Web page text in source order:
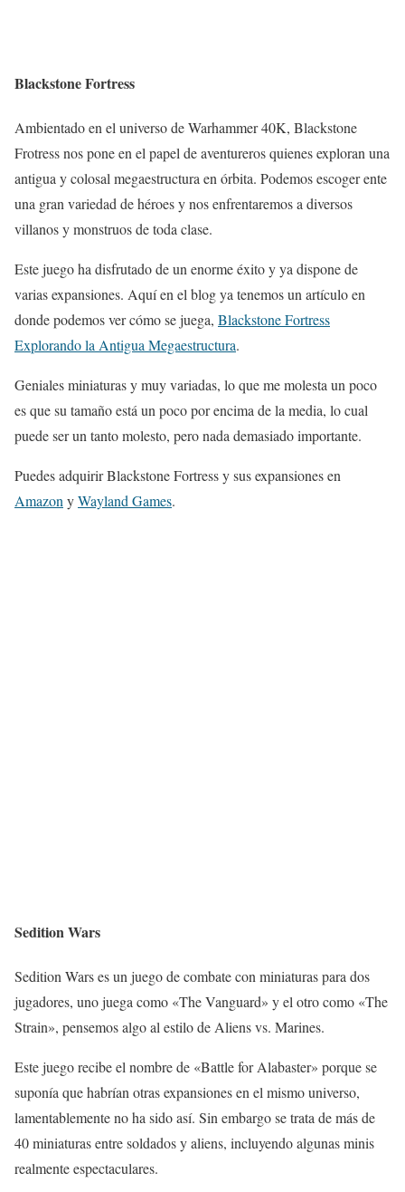
Blackstone Fortress
Ambientado en el universo de Warhammer 40K, Blackstone
Frotress nos pone en el papel de aventureros quienes exploran una
antigua y colosal megaestructura en órbita. Podemos escoger ente
una gran variedad de héroes y nos enfrentaremos a diversos
villanos y monstruos de toda clase.
Este juego ha disfrutado de un enorme éxito y ya dispone de
varias expansiones. Aquí en el blog ya tenemos un artículo en
donde podemos ver cómo se juega, Blackstone Fortress
Explorando la Antigua Megaestructura.
Geniales miniaturas y muy variadas, lo que me molesta un poco
es que su tamaño está un poco por encima de la media, lo cual
puede ser un tanto molesto, pero nada demasiado importante.
Puedes adquirir Blackstone Fortress y sus expansiones en
AmazonyWayland Games.
Sedition Wars
Sedition Wars es un juego de combate con miniaturas para dos
jugadores, uno juega como «The Vanguard» y el otro como «The
Strain», pensemos algo al estilo de Aliens vs. Marines.
Este juego recibe el nombre de «Battle for Alabaster» porque se
suponía que habrían otras expansiones en el mismo universo,
lamentablemente no ha sido así. Sin embargo se trata de más de
40 miniaturas entre soldados y aliens, incluyendo algunas minis
realmente espectaculares.